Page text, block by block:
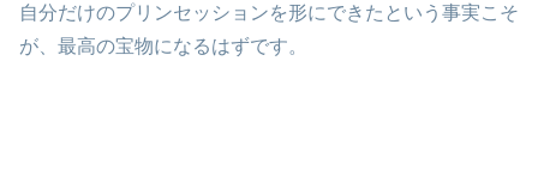
自分だけのプリンセッションを形にできたという事実こそ
が、最高の宝物になるはずです。